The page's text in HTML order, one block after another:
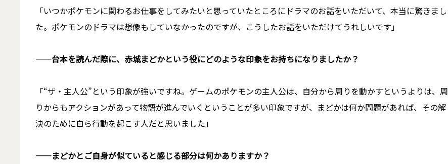
「いつかポケモンに関わるお仕事をしてみたいと思っていたところにドラマのお話をいただいて、本当に驚きまし
た。ポケモンのドラマは想像もしていなかったのですが、こうしたお話をいただけてうれしいです」
――台本を読んだ際に、赤城まどかという役にどのような印象をお持ちになりましたか？
「“ザ・主人公”という印象が強いですね。ゲームのポケモンの主人公は、自分から周りを動かすというよりは、周
りからもアクションがあって物語が進んでいくということが多い印象ですが、まどかは何か問題があれば、その解
決のために自ら行動を起こす人だと思いました」
――まどかとご自身が似ていると感じる部分は何かありますか？